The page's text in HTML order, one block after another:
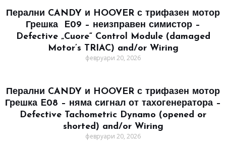
Перални CANDY и HOOVER с трифазен мотор
Грешка E09 – неизправен симистор –
Defective „Cuore“ Control Module (damaged
Motor’s TRIAC) and/or Wiring
февруари 20, 2026
Перални CANDY и HOOVER с трифазен мотор
Грешка E08 – няма сигнал от тахогенератора –
Defective Tachometric Dynamo (opened or
shorted) and/or Wiring
февруари 20, 2026